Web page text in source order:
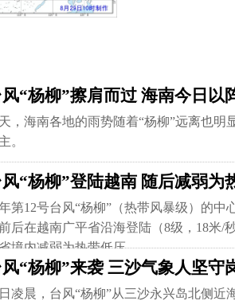
风“杨柳”擦肩而过 海南今日以
，海南各地的雨势随着“杨柳”远离也明
。
风“杨柳”登陆越南 随后减弱为
第12号台风“杨柳”（热带风暴级）的中
后在越南广平省沿海登陆（8级，18米/
境内减弱为热带低压。
风“杨柳”来袭 三沙气象人坚守
凌晨，台风“杨柳”从三沙永兴岛北侧近